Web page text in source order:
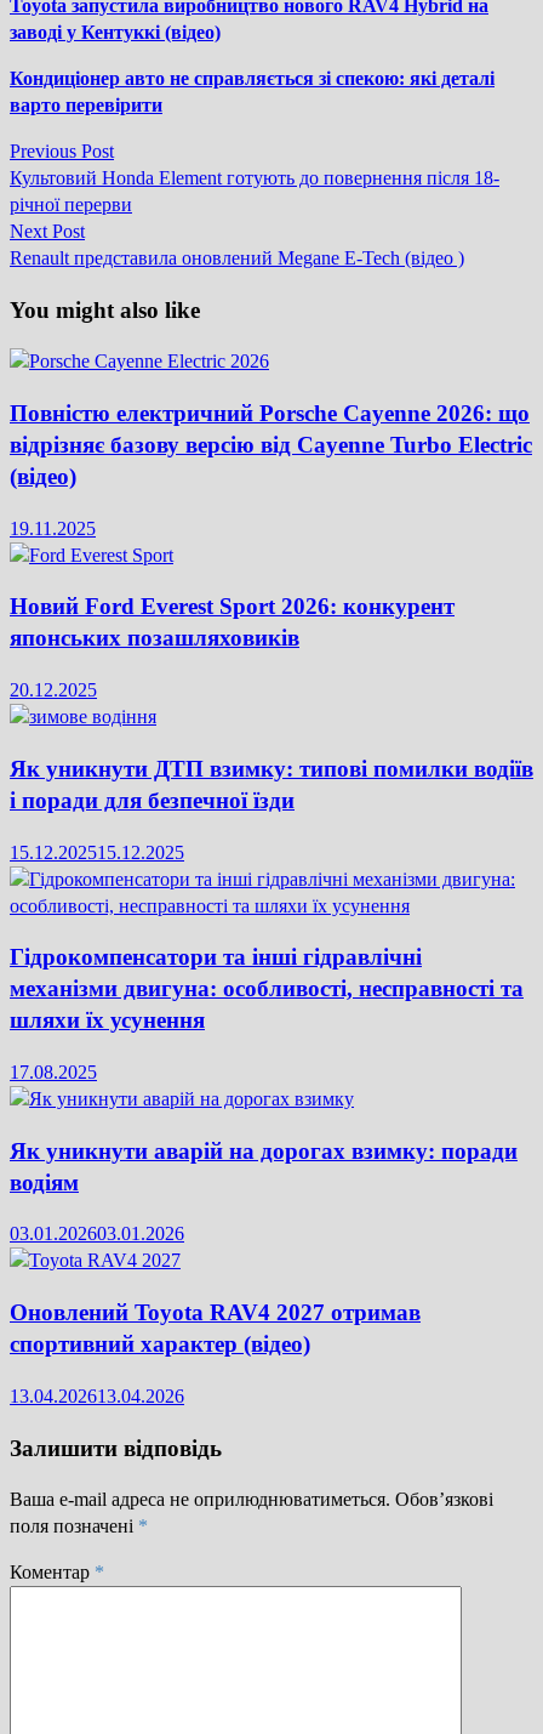
Toyota запустила виробництво нового RAV4 Hybrid на
заводі у Кентуккі (відео)
Кондиціонер авто не справляється зі спекою: які деталі
варто перевірити
Навігація
записів
Previous PostPrevious
post:
Культовий Honda Element готують до повернення після 18-
річної перерви
Next PostNext
post:
Renault представила оновлений Megane E-Tech (відео )
You might also like
Повністю електричний Porsche Cayenne 2026: що
відрізняє базову версію від Cayenne Turbo Electric
(відео)
19.11.2025
Новий Ford Everest Sport 2026: конкурент
японських позашляховиків
20.12.2025
Як уникнути ДТП взимку: типові помилки водіїв
і поради для безпечної їзди
15.12.202515.12.2025
Гідрокомпенсатори та інші гідравлічні
механізми двигуна: особливості, несправності та
шляхи їх усунення
17.08.2025
Як уникнути аварій на дорогах взимку: поради
водіям
03.01.202603.01.2026
Оновлений Toyota RAV4 2027 отримав
спортивний характер (відео)
13.04.202613.04.2026
Залишити відповідь
Ваша e-mail адреса не оприлюднюватиметься. Обов’язкові
поля позначені *
Коментар *